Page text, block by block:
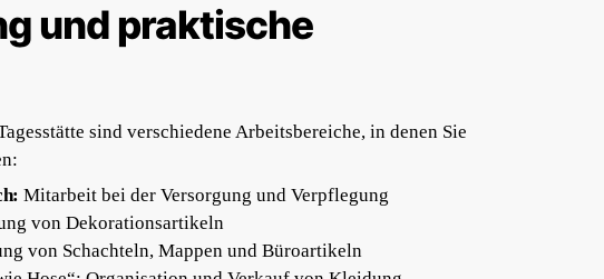
und praktische
sind verschiedene Arbeitsbereiche, in denen Sie
Mitarbeit bei der Versorgung und Verpflegung
von Dekorationsartikeln
von Schachteln, Mappen und Büroartikeln